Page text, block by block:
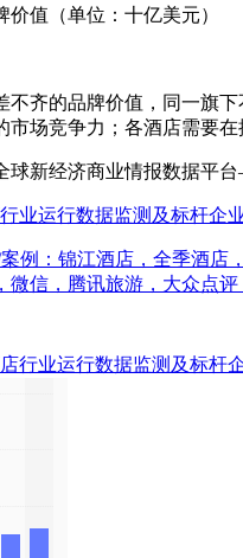
的品牌价值，同一旗下
市场竞争力；各酒店需要
经济商业情报数据平台
业运行数据监测及标杆企
例：锦江酒店，全季酒店
微信，腾讯旅游，大众点